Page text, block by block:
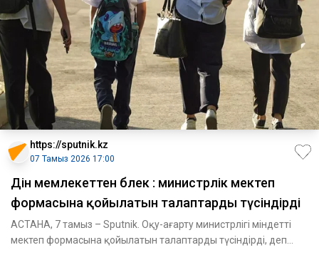
https://sputnik.kz
07 Тамыз 2026 17:00
Дін мемлекеттен бөлек : министрлік мектеп
формасына қойылатын талаптарды түсіндірді
АСТАНА, 7 тамыз – Sputnik. Оқу-ағарту министрлігі міндетті
мектеп формасына қойылатын талаптарды түсіндірді, деп